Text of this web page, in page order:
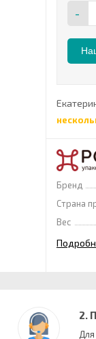
-
Бренд
Страна
Вес
2.